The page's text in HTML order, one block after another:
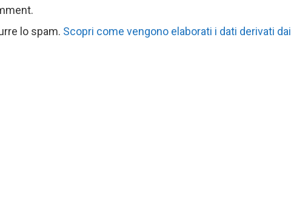
lo spam. Scopri come vengono elaborati i dati derivati dai